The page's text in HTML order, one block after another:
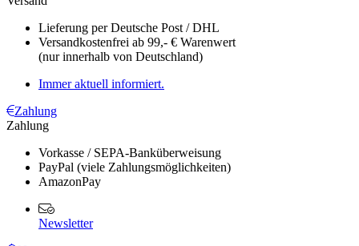
Lieferung per Deutsche Post / DHL
Versandkostenfrei ab 99,- € Warenwert
(nur innerhalb von Deutschland)
Immeraktuell informiert.
Zahlung
Zahlung
Vorkasse / SEPA-Banküberweisung
PayPal (viele Zahlungsmöglichkeiten)
AmazonPay
Newsletter